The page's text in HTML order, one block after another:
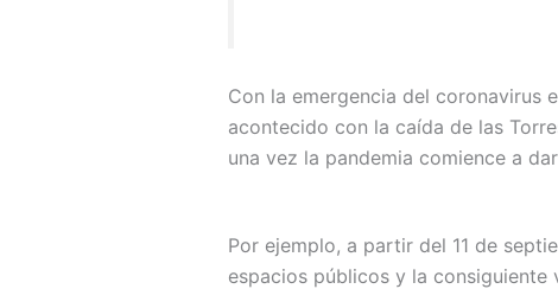
Con la emergencia del coronavirus
acontecido con la caída de las
una vez la pandemia comience a
Por ejemplo, a partir del 11 de
espacios públicos y la